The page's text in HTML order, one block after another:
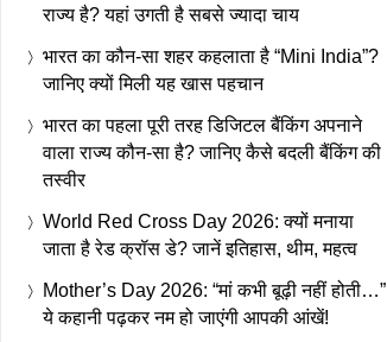
राज्य है? यहां उगती है सबसे ज्यादा चाय
भारत का कौन-सा शहर कहलाता है “Mini India”?
जानिए क्यों मिली यह खास पहचान
भारत का पहला पूरी तरह डिजिटल बैंकिंग अपनाने
वाला राज्य कौन-सा है? जानिए कैसे बदली बैंकिंग की
तस्वीर
World Red Cross Day 2026: क्यों मनाया
जाता है रेड क्रॉस डे? जानें इतिहास, थीम, महत्व
Mother’s Day 2026: “मां कभी बूढ़ी नहीं होती…”
ये कहानी पढ़कर नम हो जाएंगी आपकी आंखें!